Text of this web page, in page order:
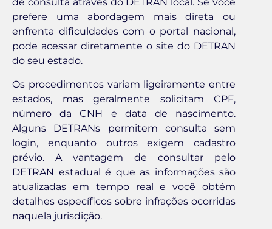
prefere uma abordagem mais direta ou
enfrenta dificuldades com o portal nacional,
pode acessar diretamente o site do DETRAN
do seu estado.
Os procedimentos variam ligeiramente entre
estados, mas geralmente solicitam CPF,
número da CNH e data de nascimento.
Alguns DETRANs permitem consulta sem
login, enquanto outros exigem cadastro
prévio. A vantagem de consultar pelo
DETRAN estadual é que as informações são
atualizadas em tempo real e você obtém
detalhes específicos sobre infrações ocorridas
naquela jurisdição.